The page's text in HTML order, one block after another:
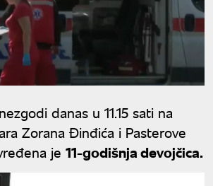
danas u 11.15 sati na
Zorana Đinđića i Pasterove
je 11-godišnja devojčica.